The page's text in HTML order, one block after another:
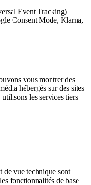
Event Tracking)
Consent Mode, Klarna,
vous montrer des
hébergés sur des sites
les services tiers
de vue technique sont
fonctionnalités de base